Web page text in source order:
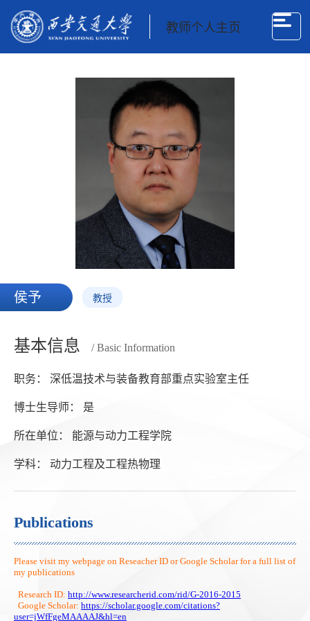
教师个人主页
侯予 教授
基本信息 / Basic Information
职务： 深低温技术与装备教育部重点实验室主任
博士生导师： 是
所在单位： 能源与动力工程学院
学科： 动力工程及工程热物理
Publications